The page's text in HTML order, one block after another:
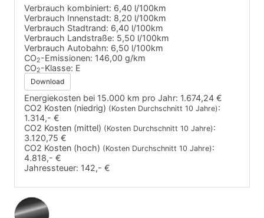
Verbrauch kombiniert: 6,40 l/100km
Verbrauch Innenstadt: 8,20 l/100km
Verbrauch Stadtrand: 6,40 l/100km
Verbrauch Landstraße: 5,50 l/100km
Verbrauch Autobahn: 6,50 l/100km
CO2-Emissionen: 146,00 g/km
CO2-Klasse: E
Download
Energiekosten bei 15.000 km pro Jahr: 1.674,24 €
CO2 Kosten (niedrig) (Kosten Durchschnitt 10 Jahre):
1.314,- €
CO2 Kosten (mittel) (Kosten Durchschnitt 10 Jahre):
3.120,75 €
CO2 Kosten (hoch) (Kosten Durchschnitt 10 Jahre):
4.818,- €
Jahressteuer: 142,- €